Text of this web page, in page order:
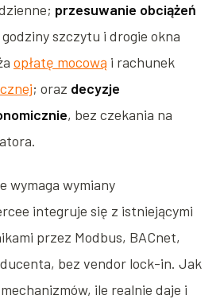
przesuwanie obciążeń
godziny szczytu i drogie okna
opłatę mocową i rachunek
; oraz decyzje
, bez czekania na
wymaga wymiany
integruje się z istniejącymi
przez Modbus, BACnet,
bez vendor lock-in. Jak
ile realnie daje i